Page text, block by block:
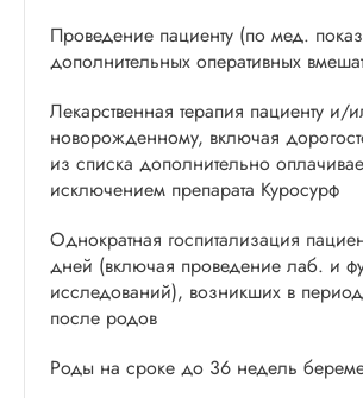
Проведение пациенту (по мед.
дополнительных оперативных
Лекарственная терапия пациенту и/
новорожденному, включая
из списка дополнительно
исключением препарата Куросурф
Однократная госпитализация
дней (включая проведение лаб. и
исследований), возникших в
после родов
Роды на сроке до 36 недель